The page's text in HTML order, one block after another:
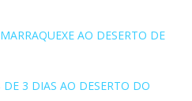
AO DESERTO DE
DE 3 DIAS AO DESERTO DO